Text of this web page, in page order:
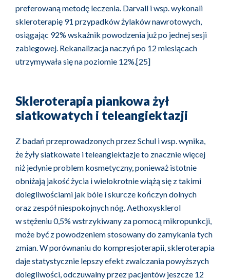
preferowaną metodę leczenia. Darvall i wsp. wykonali
skleroterapię 91 przypadków żylaków nawrotowych,
osiągając 92% wskaźnik powodzenia już po jednej sesji
zabiegowej. Rekanalizacja naczyń po 12 miesiącach
utrzymywała się na poziomie 12%.[25]
Skleroterapia piankowa żył
siatkowatych i teleangiektazji
Z badań przeprowadzonych przez Schul i wsp. wynika,
że żyły siatkowate i teleangiektazje to znacznie więcej
niż jedynie problem kosmetyczny, ponieważ istotnie
obniżają jakość życia i wielokrotnie wiążą się z takimi
dolegliwościami jak bóle i skurcze kończyn dolnych
oraz zespół niespokojnych nóg. Aethoxysklerol
w stężeniu 0,5% wstrzykiwany za pomocą mikropunkcji,
może być z powodzeniem stosowany do zamykania tych
zmian. W porównaniu do kompresjoterapii, skleroterapia
daje statystycznie lepszy efekt zwalczania powyższych
dolegliwości, odczuwalny przez pacjentów jeszcze 12